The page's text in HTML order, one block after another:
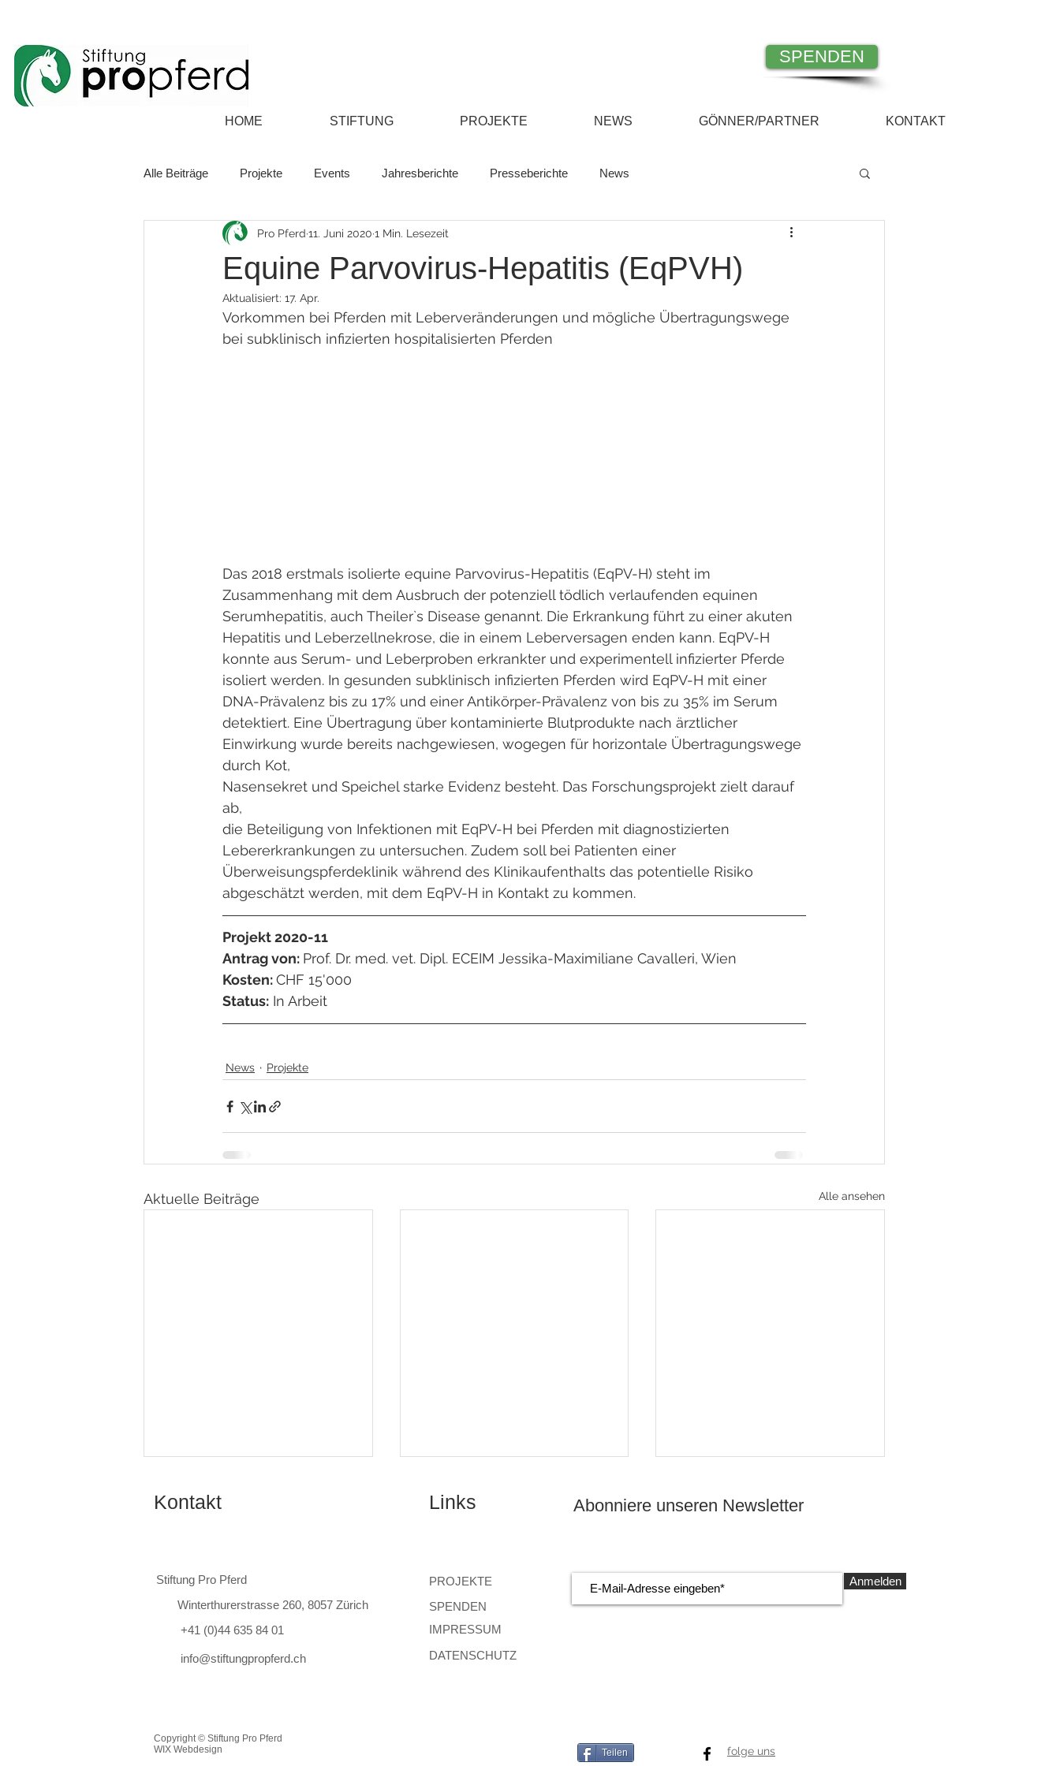
SPENDEN
HOME STIFTUNG PROJEKTE NEWS GÖNNER/PARTNER KONTAKT
Alle Beiträge Projekte Events Jahresberichte Presseberichte News
Equine Parvovirus-Hepatitis (EqPVH)
Pro Pferd 11. Juni 2020 1 Min. Lesezeit
Aktualisiert: 17. Apr.
Vorkommen bei Pferden mit Leberveränderungen und mögliche Übertragungswege
bei subklinisch infizierten hospitalisierten Pferden
Das 2018 erstmals isolierte equine Parvovirus-Hepatitis (EqPV-H) steht im
Zusammenhang mit dem Ausbruch der potenziell tödlich verlaufenden equinen
Serumhepatitis, auch Theiler`s Disease genannt. Die Erkrankung führt zu einer akuten
Hepatitis und Leberzellnekrose, die in einem Leberversagen enden kann. EqPV-H
konnte aus Serum- und Leberproben erkrankter und experimentell infizierter Pferde
isoliert werden. In gesunden subklinisch infizierten Pferden wird EqPV-H mit einer
DNA-Prävalenz bis zu 17% und einer Antikörper-Prävalenz von bis zu 35% im Serum
detektiert. Eine Übertragung über kontaminierte Blutprodukte nach ärztlicher
Einwirkung wurde bereits nachgewiesen, wogegen für horizontale Übertragungswege
durch Kot,
Nasensekret und Speichel starke Evidenz besteht. Das Forschungsprojekt zielt darauf
ab,
die Beteiligung von Infektionen mit EqPV-H bei Pferden mit diagnostizierten
Lebererkrankungen zu untersuchen. Zudem soll bei Patienten einer
Überweisungspferdeklinik während des Klinikaufenthalts das potentielle Risiko
abgeschätzt werden, mit dem EqPV-H in Kontakt zu kommen.
Projekt 2020-11
Antrag von: Prof. Dr. med. vet. Dipl. ECEIM Jessika-Maximiliane Cavalleri, Wien
Kosten: CHF 15'000
Status: In Arbeit
News Projekte
Aktuelle Beiträge Alle ansehen
Welche Wirkstoffe in
Insektensprays für Pferde
Kritischer Blick in den
Futtertrog jetzt zum
Einblick in die Biomechanik
Kontakt
Stiftung Pro Pferd
Winterthurerstrasse 260, 8057 Zürich
+41 (0)44 635 84 01
info@stiftungpropferd.ch
Links
PROJEKTE
SPENDEN
IMPRESSUM
DATENSCHUTZ
Abonniere unseren Newsletter
Anmelden
Copyright © Stiftung Pro Pferd
WIX Webdesign
Teilen folge uns